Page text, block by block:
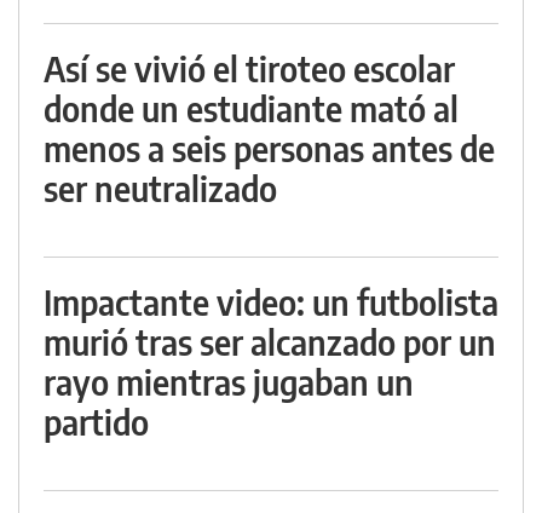
Así se vivió el tiroteo escolar
donde un estudiante mató al
menos a seis personas antes de
ser neutralizado
Impactante video: un futbolista
murió tras ser alcanzado por un
rayo mientras jugaban un
partido